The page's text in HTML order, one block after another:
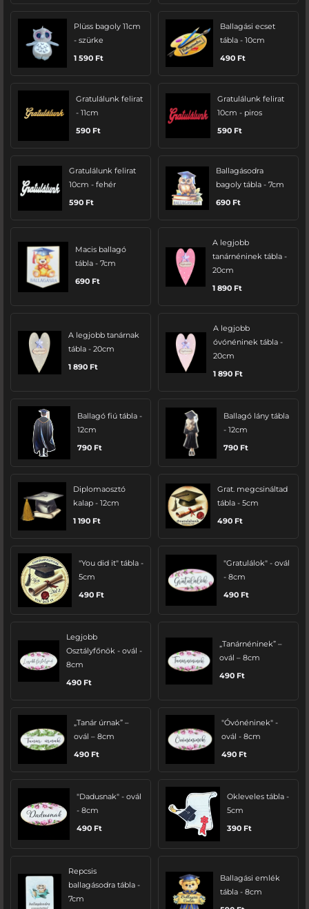
Plüss bagoly 11cm
- szürke
1 590 Ft
Ballagási ecset
tábla - 10cm
490 Ft
Gratulálunk felirat
- 11cm
590 Ft
Gratulálunk felirat
10cm - piros
590 Ft
Gratulálunk felirat
10cm - fehér
590 Ft
Ballagásodra
bagoly tábla - 7cm
690 Ft
Macis ballagó
tábla - 7cm
690 Ft
A legjobb
tanárnéninek tábla -
20cm
1 890 Ft
A legjobb tanárnak
tábla - 20cm
1 890 Ft
A legjobb
óvónéninek tábla -
20cm
1 890 Ft
Ballagó fiú tábla -
12cm
790 Ft
Ballagó lány tábla
- 12cm
790 Ft
Diplomaosztó
kalap - 12cm
1 190 Ft
Grat. megcsináltad
tábla - 5cm
490 Ft
"You did it" tábla -
5cm
490 Ft
"Gratulálok" - ovál
- 8cm
490 Ft
Legjobb
Osztályfőnök - ovál -
8cm
490 Ft
„Tanárnéninek” –
ovál – 8cm
490 Ft
„Tanár úrnak” –
ovál – 8cm
490 Ft
"Óvónéninek" -
ovál - 8cm
490 Ft
"Dadusnak" - ovál
- 8cm
490 Ft
Okleveles tábla -
5cm
390 Ft
Repcsis
ballagásodra tábla -
7cm
Ballagási emlék
tábla - 8cm